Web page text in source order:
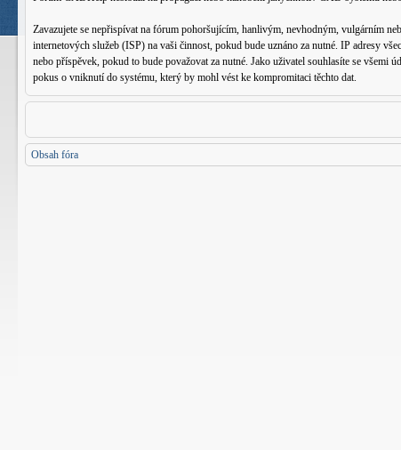
Zavazujete se nepřispívat na fórum pohoršujícím, hanlivým, nevhodným, vulgárním
internetových služeb (ISP) na vaši činnost, pokud bude uznáno za nutné. IP adresy
nebo příspěvek, pokud to bude považovat za nutné. Jako uživatel souhlasíte se
pokus o vniknutí do systému, který by mohl vést ke kompromitaci těchto dat.
Obsah fóra